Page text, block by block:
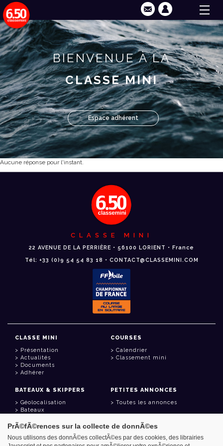
BIENVENUE À LA
CLASSE MINI
Espace adhérent
Aucune réponse pour l'instant.
CLASSE MINI
22 AVENUE DE LA PERRIÈRE • 56100 LORIENT • France
Tél: +33 (0)9 54 54 83 18 • CONTACT@CLASSEMINI.COM
CLASSE MINI
Présentation
Actualités
Documents
Adhérer
COURSES
Calendrier
Classement mini
BATEAUX & SKIPPERS
Géolocalisation
Bateaux
PETITES ANNONCES
Toutes les annonces
LIENS UTILES
PrÃ©fÃ©rences sur la collecte de donnÃ©es
Nous utilisons des donnÃ©es collectÃ©es par des cookies, des librairies